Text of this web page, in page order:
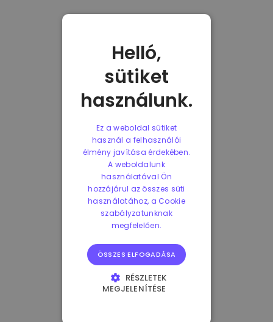
Helló,
sütiket
használunk.
Ez a weboldal sütiket
használ a felhasználói
élmény javítása érdekében.
A weboldalunk
használatával Ön
hozzájárul az összes süti
használatához, a Cookie
szabályzatunknak
megfelelően.
ÖSSZES ELFOGADÁSA
RÉSZLETEK
MEGJELENÍTÉSE